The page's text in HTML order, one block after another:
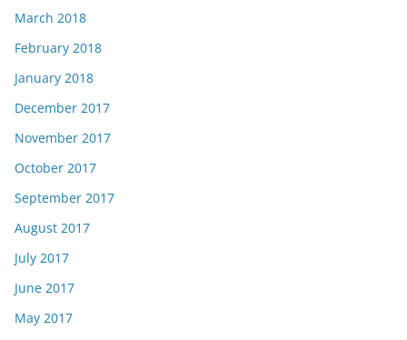
March 2018
February 2018
January 2018
December 2017
November 2017
October 2017
September 2017
August 2017
July 2017
June 2017
May 2017